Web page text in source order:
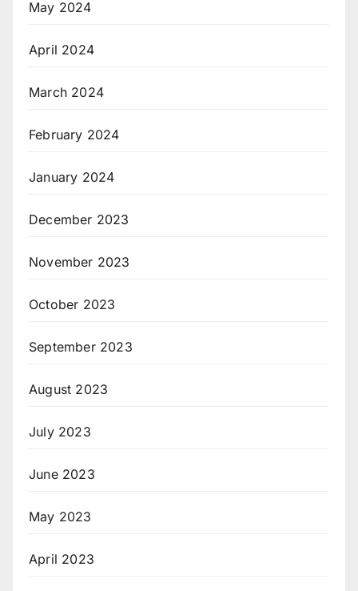
May 2024
April 2024
March 2024
February 2024
January 2024
December 2023
November 2023
October 2023
September 2023
August 2023
July 2023
June 2023
May 2023
April 2023